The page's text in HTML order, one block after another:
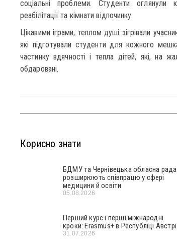
соціальні проблеми. Студенти оглянули
реабілітації та кімнати відпочинку.
Цікавими іграми, теплом душі зігрівали
які підготували студенти для кожного
частинку вдячності і тепла дітей, які, на
обдаровані.
Корисно знати
БДМУ та Чернівецька обласна рада
розширюють співпрацю у сфері
медицини й освіти
05.08.2026
Перший курс і перші міжнародні
кроки: Erasmus+ в Республіці
31.07.2026